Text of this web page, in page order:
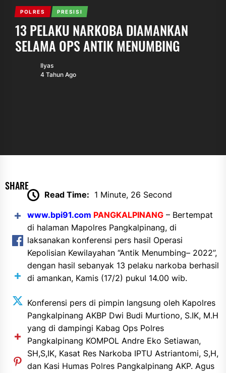
POLRES PRESISI
13 PELAKU NARKOBA DIAMANKAN
SELAMA OPS ANTIK MENUMBING
Ilyas
4 Tahun Ago
SHARE
Read Time: 1 Minute, 26 Second
www.bpi91.com PANGKALPINANG– Bertempat
di halaman Mapolres Pangkalpinang, di
laksanakan konferensi pers hasil Operasi
Kepolisian Kewilayahan “Antik Menumbing– 2022”,
dengan hasil sebanyak 13 pelaku narkoba berhasil
di amankan, Kamis (17/2) pukul 14.00 wib.
Konferensi pers di pimpin langsung oleh Kapolres
Pangkalpinang AKBP Dwi Budi Murtiono, S.IK, M.H
yang di dampingi Kabag Ops Polres
Pangkalpinang KOMPOL Andre Eko Setiawan,
SH,S,IK, Kasat Res Narkoba IPTU Astriantomi, S,H,
dan Kasi Humas Polres Pangkalpinang AKP. Agus